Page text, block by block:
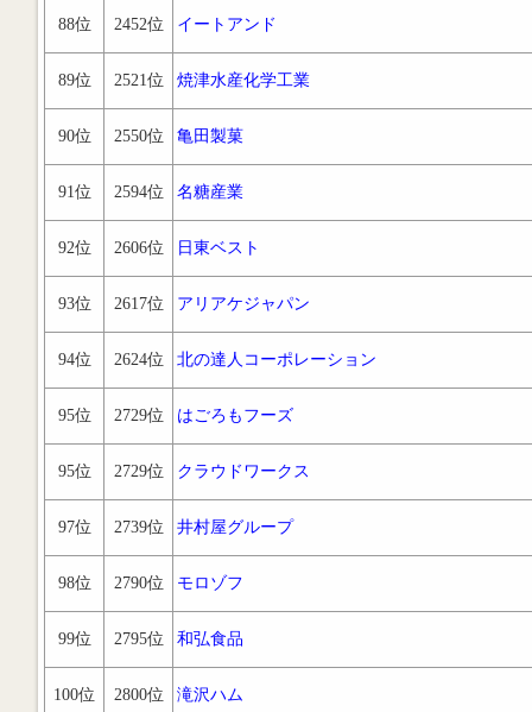
88位 2452位 イートアンド
89位 2521位 焼津水産化学工業
90位 2550位 亀田製菓
91位 2594位 名糖産業
92位 2606位 日東ベスト
93位 2617位 アリアケジャパン
94位 2624位 北の達人コーポレーション
95位 2729位 はごろもフーズ
95位 2729位 クラウドワークス
97位 2739位 井村屋グループ
98位 2790位 モロゾフ
99位 2795位 和弘食品
100位 2800位 滝沢ハム